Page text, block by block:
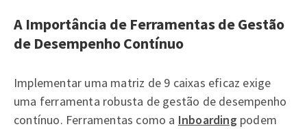
A Importância de Ferramentas de Gestão
de Desempenho Contínuo
Implementar uma matriz de 9 caixas eficaz exige
uma ferramenta robusta de gestão de desempenho
contínuo. Ferramentas como a Inboarding podem